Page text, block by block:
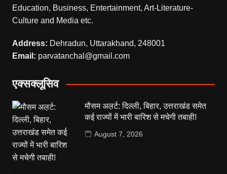
Education, Business, Entertainment, Art-Literature-
Culture and Media etc.
Address: Dehradun, Uttarakhand, 248001
Email: parvatanchal@gmail.com
एक्सक्लूसिव
मौसम अल़र्ट: दिल्ली, बिहार, उत्तराखंड समेत
कई राज्यों में भारी बारिश से मचेगी तबाही!
August 7, 2026